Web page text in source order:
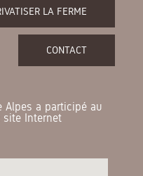
LA FERME
CONTACT
Alpes a participé au
site Internet